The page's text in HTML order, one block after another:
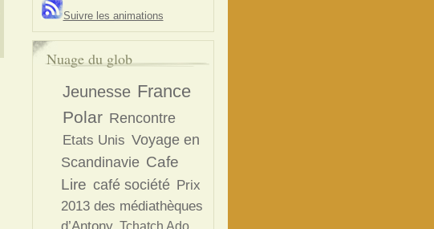
Suivre les animations
Nuage du glob
Jeunesse France
Polar Rencontre
Etats Unis Voyage en
Scandinavie Cafe
Lire café société Prix
2013 des médiathèques
Tchatch Ado